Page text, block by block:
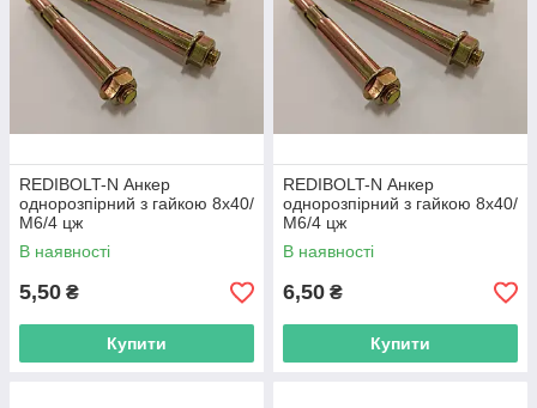
REDIBOLT-N Анкер
однорозпірний з гайкою 8х40/
М6/4 цж
В наявності
5,50 ₴
Купити
REDIBOLT-N Анкер
однорозпірний з гайкою 8х40/
М6/4 цж
В наявності
6,50 ₴
Купити